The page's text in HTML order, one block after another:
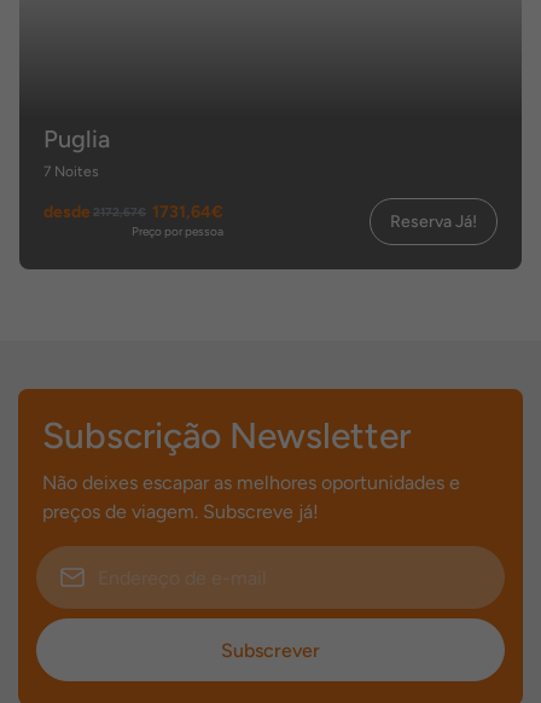
Puglia
7 Noites
desde 2172,67€ 1731,64€
Preço por pessoa Reserva Já!
Subscrição Newsletter
Não deixes escapar as melhores oportunidades e
preços de viagem. Subscreve já!
Subscrever